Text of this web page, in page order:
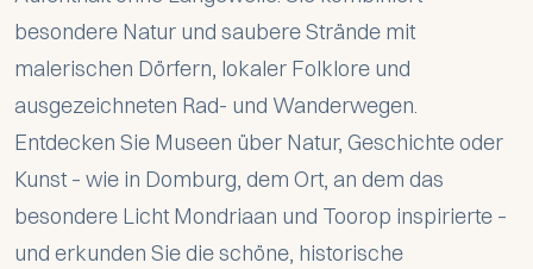
besondere Natur und saubere Strände mit
malerischen Dörfern, lokaler Folklore und
ausgezeichneten Rad- und Wanderwegen.
Entdecken Sie Museen über Natur, Geschichte oder
Kunst – wie in Domburg, dem Ort, an dem das
besondere Licht Mondriaan und Toorop inspirierte –
und erkunden Sie die schöne, historische